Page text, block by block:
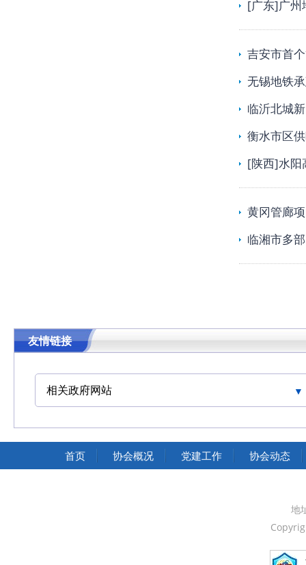
[广东]广州
吉安市首
无锡地铁
临沂北城
衡水市区
[陕西]水阳
黄冈管廊
临湘市多
友情链接
相关政府网站
中华人民共和国交通运输部
中华人民共和国国家发展和改革委员会
中华人民共和国中央人民政府
首页 协会概况 党建工作 协会动态
地